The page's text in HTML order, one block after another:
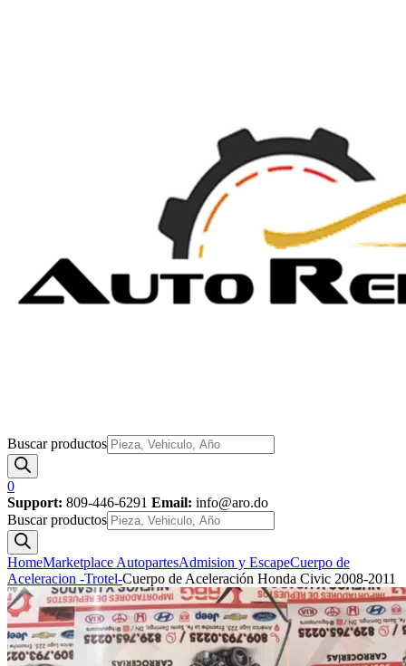
Buscar productos
0
Support: 809-446-6291 Email: info@aro.do
Buscar productos
HomeMarketplace AutopartesAdmision y EscapeCuerpo de
Aceleracion -Trotel-Cuerpo de Aceleración Honda Civic 2008-2011